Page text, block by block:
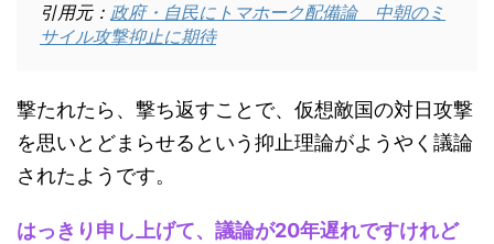
引用元： 政府・自民にトマホーク配備論 中朝のミ
サイル攻撃抑止に期待
撃たれたら、撃ち返すことで、仮想敵国の対日攻撃
を思いとどまらせるという抑止理論がようやく議論
されたようです。
はっきり申し上げて、議論が20年遅れですけれど